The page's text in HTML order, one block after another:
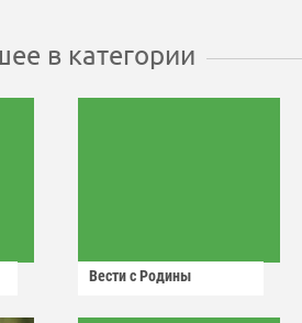
в категории
Вести с Родины